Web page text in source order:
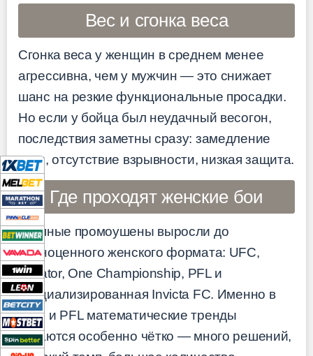
Вес и сгонка веса
Сгонка веса у женщин в среднем менее
агрессивна, чем у мужчин — это снижает
шанс на резкие функциональные просадки.
Но если у бойца был неудачный весогон,
последствия заметны сразу: замедление
ноги, отсутствие взрывности, низкая защита.
Где проходят женские бои
Крупные промоушены выросли до
полноценного женского формата: UFC,
Bellator, One Championship, PFL и
специализированная Invicta FC. Именно в
UFC и PFL математические тренды
читаются особенно чётко — много решений,